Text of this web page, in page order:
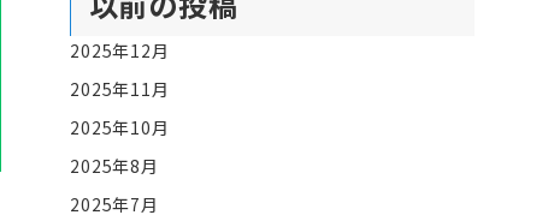
2025年12月
2025年11月
2025年10月
2025年8月
2025年7月